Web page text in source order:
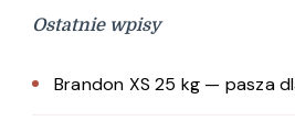
Ostatnie wpisy
Brandon XS 25 kg — pasza